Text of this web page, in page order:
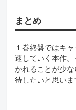
まとめ
１巻終盤ではキ
速していく本作
かれることが少
待したいと思いま